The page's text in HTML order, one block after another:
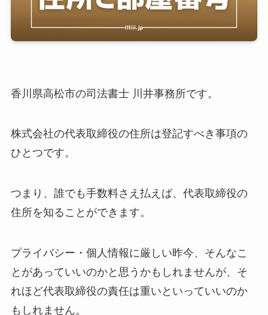
香川県高松市の司法書士 川井事務所です。
株式会社の代表取締役の住所は登記すべき事項の
ひとつです。
つまり、誰でも手数料さえ払えば、代表取締役の
住所を知ることができます。
プライバシー・個人情報に厳しい昨今、そんなこ
とがあっていいのかと思うかもしれませんが、そ
れほど代表取締役の責任は重いといっていいのか
もしれません。